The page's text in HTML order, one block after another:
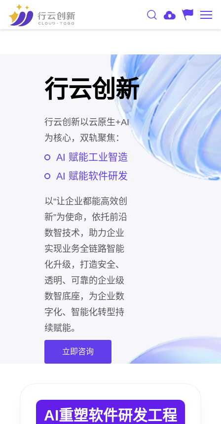
行云创新
行云创新以云原生+AI
为核心，双轨聚焦：
AI 赋能工业智造
AI 赋能软件研发
以“让企业都能高效创
新”为使命，依托前沿
数智技术，助力企业
实现业务全链路智能
化升级，打造安全、
透明、可靠的企业级
数智底座，为企业数
字化、智能化转型持
续赋能。
立即咨询
AI重塑软件研发工程